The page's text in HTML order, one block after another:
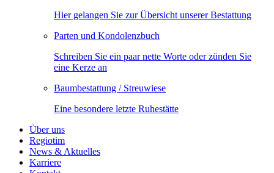
Hier gelangen Sie zur Übersicht unserer Bestattung
Parten und Kondolenzbuch
Schreiben Sie ein paar nette Worte oder zünden Sie
eine Kerze an
Baumbestattung / Streuwiese
Eine besondere letzte Ruhestätte
Über uns
Regiotim
News & Aktuelles
Karriere